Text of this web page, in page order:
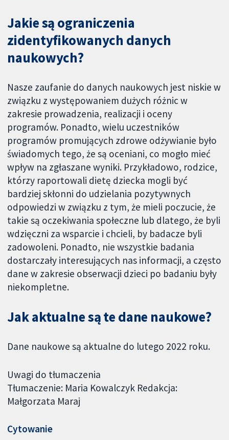
Jakie są ograniczenia
zidentyfikowanych danych
naukowych?
Nasze zaufanie do danych naukowych jest niskie w
związku z występowaniem dużych różnic w
zakresie prowadzenia, realizacji i oceny
programów. Ponadto, wielu uczestników
programów promujących zdrowe odżywianie było
świadomych tego, że są oceniani, co mogło mieć
wpływ na zgłaszane wyniki. Przykładowo, rodzice,
którzy raportowali dietę dziecka mogli być
bardziej skłonni do udzielania pozytywnych
odpowiedzi w związku z tym, że mieli poczucie, że
takie są oczekiwania społeczne lub dlatego, że byli
wdzięczni za wsparcie i chcieli, by badacze byli
zadowoleni. Ponadto, nie wszystkie badania
dostarczały interesujących nas informacji, a często
dane w zakresie obserwacji dzieci po badaniu były
niekompletne.
Jak aktualne są te dane naukowe?
Dane naukowe są aktualne do lutego 2022 roku.
Uwagi do tłumaczenia
Tłumaczenie: Maria Kowalczyk Redakcja:
Małgorzata Maraj
Cytowanie